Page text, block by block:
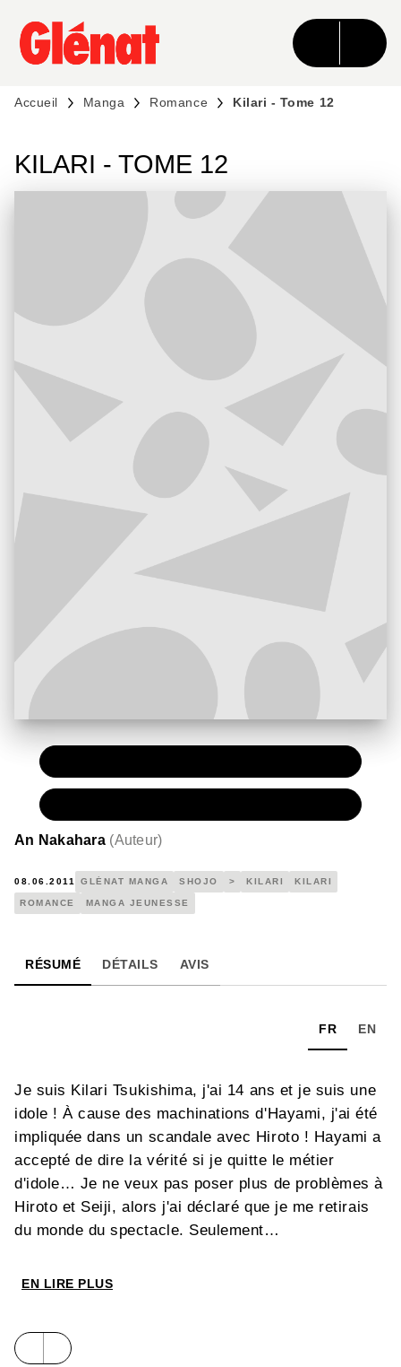
MENU RECHERCHE CONTENU
PIED DE PAGE
Accueil Manga Romance Kilari - Tome 12
KILARI - TOME 12
An Nakahara (Auteur)
08.06.2011 GLÉNAT MANGA SHOJO > KILARI KILARI
ROMANCE MANGA JEUNESSE
RÉSUMÉ DÉTAILS AVIS
FR EN
Je suis Kilari Tsukishima, j'ai 14 ans et je suis une
idole ! À cause des machinations d'Hayami, j'ai été
impliquée dans un scandale avec Hiroto ! Hayami a
accepté de dire la vérité si je quitte le métier
d'idole… Je ne veux pas poser plus de problèmes à
Hiroto et Seiji, alors j'ai déclaré que je me retirais
du monde du spectacle. Seulement…
EN LIRE PLUS